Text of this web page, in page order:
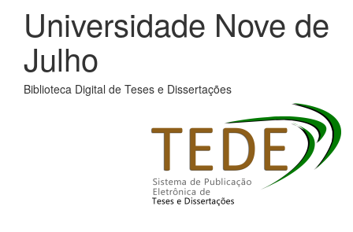
Universidade Nove de
Julho
Biblioteca Digital de Teses e Dissertações